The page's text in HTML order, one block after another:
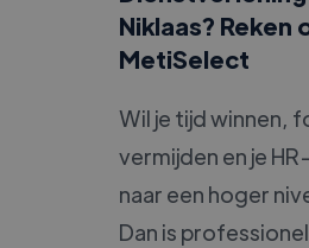
Niklaas? Reken
MetiSelect
Wil je tijd winnen,
vermijden en je
naar een hoger
Dan is